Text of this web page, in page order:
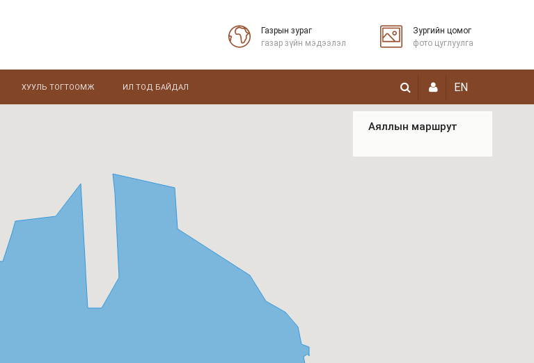
Газрын зураг
газар зүйн мэдээлэл
Зургийн цомог
фото цуглуулга
ХУУЛЬ ТОГТООМЖ ИЛ ТОД БАЙДАЛ EN
Аяллын маршрут